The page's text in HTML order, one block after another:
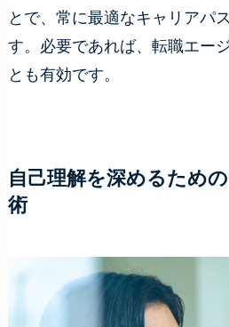
とで、常に最適なキャリアパ
す。必要であれば、転職エー
とも有効です。
自己理解を深めるため
術